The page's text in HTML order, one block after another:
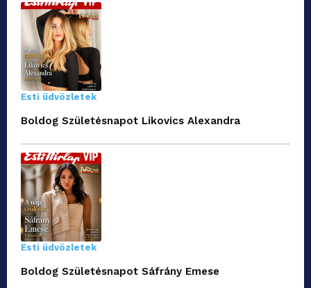
Esti üdvözletek
Boldog Születésnapot Likovics Alexandra
Esti üdvözletek
Boldog Születésnapot Sáfrány Emese